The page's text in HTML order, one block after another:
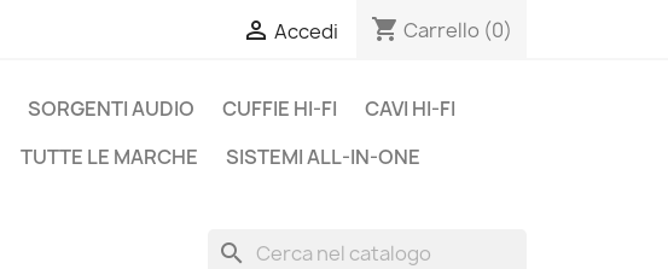
 Accedi shopping_cart Carrello (0)
SORGENTI AUDIO CUFFIE HI-FI
CAVI HI-FI
TUTTE LE MARCHE
SISTEMI ALL-IN-ONE
search